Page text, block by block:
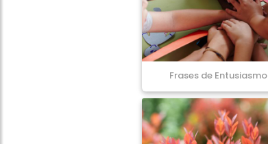
Frases de Entusiasmo